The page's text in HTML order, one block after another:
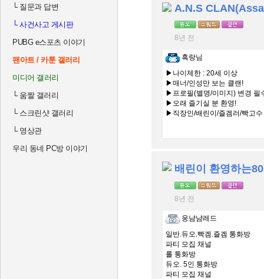
└질문과 답변
└사건사고 게시판
PUBG e스포츠 이야기
팬아트 / 카툰 갤러리
미디어 갤러리
└움짤 갤러리
└스크린샷 갤러리
└영상관
우리 동네 PC방 이야기
8년 전
흑랑님
▶나이제한 : 20세 이상
▶매너/인성만 보는 클랜!
▶프로필(별명/이미지) 변경 필
▶오래 즐기실 분 환영!
▶직장인/배린이/즐겜러/빡고수
8년 전
웅냠냠레드
일반.듀오.빡겜.즐겜 통화방
파티 모집 채널
롤 통화방
듀오. 5인 통화방
파티 모집 채널